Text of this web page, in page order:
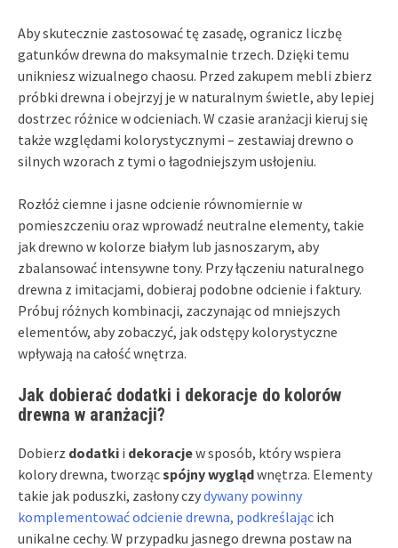
Aby skutecznie zastosować tę zasadę, ogranicz liczbę
gatunków drewna do maksymalnie trzech. Dzięki temu
unikniesz wizualnego chaosu. Przed zakupem mebli zbierz
próbki drewna i obejrzyj je w naturalnym świetle, aby lepiej
dostrzec różnice w odcieniach. W czasie aranżacji kieruj się
także względami kolorystycznymi – zestawiaj drewno o
silnych wzorach z tymi o łagodniejszym usłojeniu.
Rozłóż ciemne i jasne odcienie równomiernie w
pomieszczeniu oraz wprowadź neutralne elementy, takie
jak drewno w kolorze białym lub jasnoszarym, aby
zbalansować intensywne tony. Przy łączeniu naturalnego
drewna z imitacjami, dobieraj podobne odcienie i faktury.
Próbuj różnych kombinacji, zaczynając od mniejszych
elementów, aby zobaczyć, jak odstępy kolorystyczne
wpływają na całość wnętrza.
Jak dobierać dodatki i dekoracje do kolorów
drewna w aranżacji?
Dobierz dodatki i dekoracjew sposób, który wspiera
kolory drewna, tworzącspójny wyglądwnętrza. Elementy
takie jak poduszki, zasłony czydywany powinny
komplementować odcienie drewna, podkreślając ich
unikalne cechy. W przypadku jasnego drewna postaw na